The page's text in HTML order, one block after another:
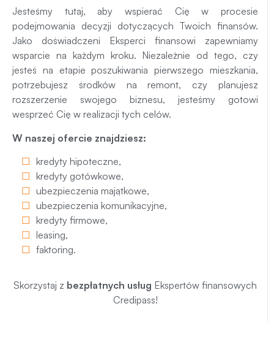
Jesteśmy tutaj, aby wspierać Cię w procesie
podejmowania decyzji dotyczących Twoich finansów.
Jako doświadczeni Eksperci finansowi zapewniamy
wsparcie na każdym kroku. Niezależnie od tego, czy
jesteś na etapie poszukiwania pierwszego mieszkania,
potrzebujesz środków na remont, czy planujesz
rozszerzenie swojego biznesu, jesteśmy gotowi
wesprzeć Cię w realizacji tych celów.
W naszej ofercie znajdziesz:
kredyty hipoteczne,
kredyty gotówkowe,
ubezpieczenia majątkowe,
ubezpieczenia komunikacyjne,
kredyty firmowe,
leasing,
faktoring.
Skorzystaj z bezpłatnych usług Ekspertów finansowych
Credipass!